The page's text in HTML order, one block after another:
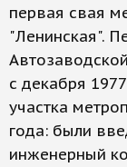
первая свая
"Ленинская".
с декабря
участка
года: были
инженерный